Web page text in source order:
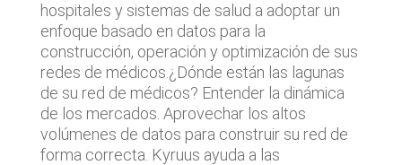
hospitales y sistemas de salud a adoptar un
enfoque basado en datos para la
construcción, operación y optimización de sus
redes de médicos.¿Dónde están las lagunas
de su red de médicos? Entender la dinámica
de los mercados. Aprovechar los altos
volúmenes de datos para construir su red de
forma correcta. Kyruus ayuda a las